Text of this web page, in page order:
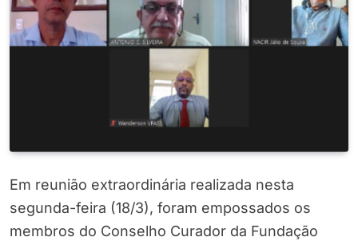
Em reunião extraordinária realizada nesta
segunda-feira (18/3), foram empossados os
membros do Conselho Curador da Fundação